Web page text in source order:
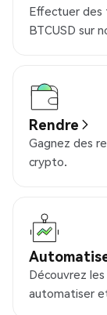
Effectuer des
BTCUSD sur
Rendre
Gagnez des
crypto.
Découvrez
automatiser